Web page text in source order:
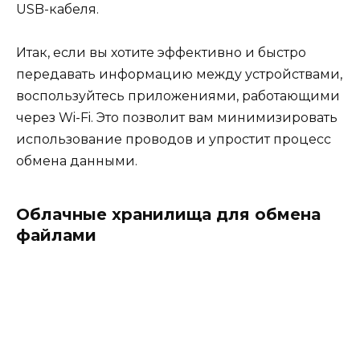
USB-кабеля.
Итак, если вы хотите эффективно и быстро
передавать информацию между устройствами,
воспользуйтесь приложениями, работающими
через Wi-Fi. Это позволит вам минимизировать
использование проводов и упростит процесс
обмена данными.
Облачные хранилища для обмена
файлами